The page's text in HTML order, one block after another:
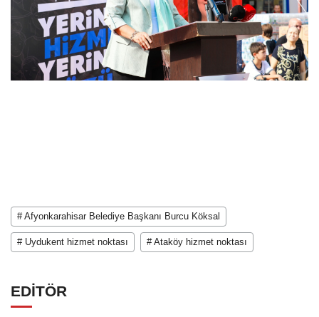
# Afyonkarahisar Belediye Başkanı Burcu Köksal
# Uydukent hizmet noktası # Ataköy hizmet noktası
EDİTÖR